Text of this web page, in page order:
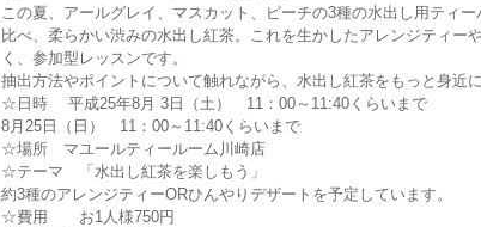
この夏、アールグレイ、マスカット、ピーチの3種の水出し用ティ
比べ、柔らかい渋みの水出し紅茶。これを生かしたアレンジティー
く、参加型レッスンです。
抽出方法やポイントについて触れながら、水出し紅茶をもっと身近
☆日時 平成25年8月 3日（土） 11：00～11:40くらいまで
8月25日（日） 11：00～11:40くらいまで
☆場所 マユールティールーム川崎店
☆テーマ 「水出し紅茶を楽しもう」
約3種のアレンジティーORひんやりデザートを予定しています。
☆費用 お1人様750円